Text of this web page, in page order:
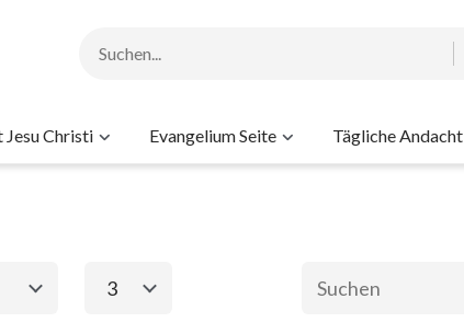
Christi Evangelium Seite Tägliche Andacht
3